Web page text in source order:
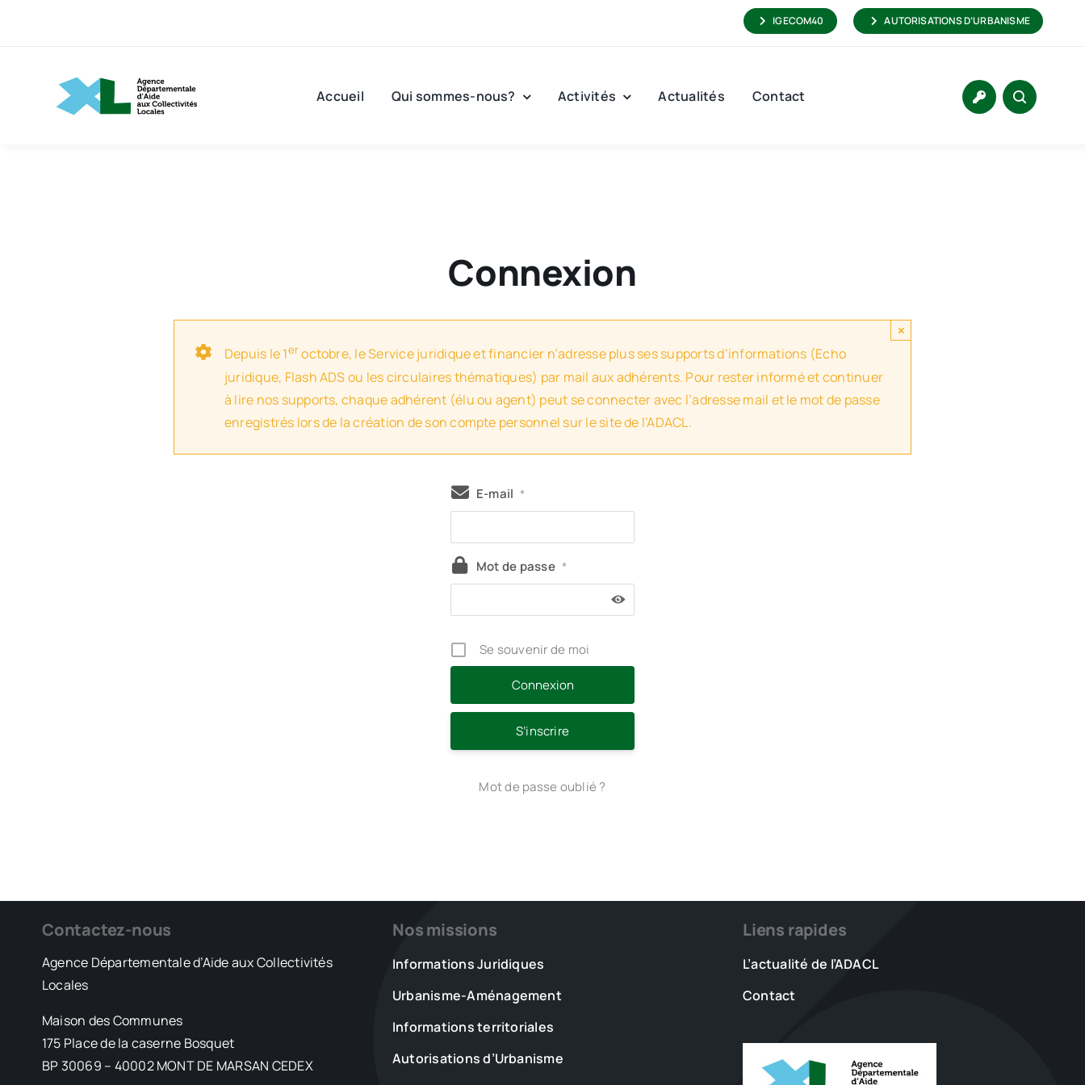
IGECOM40 AUTORISATIONS D’URBANISME
Accueil Qui sommes-nous? Activités Actualités Contact
Connexion
Depuis le 1eroctobre, le Service juridique et financier n’adresse plus ses supports d’informations (Echo
juridique, Flash ADS ou les circulaires thématiques) par mail aux adhérents. Pour rester informé et continuer
à lire nos supports, chaque adhérent (élu ou agent) peut se connecter avec l’adresse mail et le mot de passe
enregistrés lors de la création de son compte personnel sur le site de l’ADACL.
×
E-mail *
Mot de passe *
Se souvenir de moi
S’inscrire
Mot de passe oublié ?
Contactez-nous
Agence Départementale d’Aide aux Collectivités
Locales
Maison des Communes
175 Place de la caserne Bosquet
BP 30069 – 40002 MONT DE MARSAN CEDEX
Nos missions
Informations Juridiques
Urbanisme-Aménagement
Informations territoriales
Autorisations d’Urbanisme
Liens rapides
L’actualité de l’ADACL
Contact